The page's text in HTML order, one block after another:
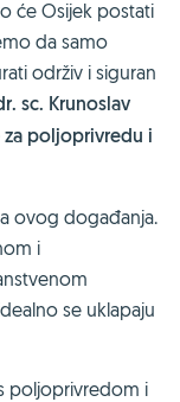
će Osijek postati
da samo
održiv i siguran
sc. Krunoslav
za poljoprivredu i
ovog događanja.
i
se uklapaju
poljoprivredom i